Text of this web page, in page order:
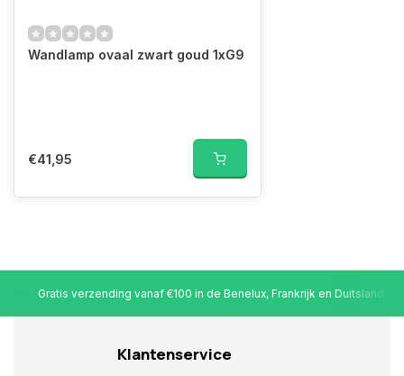
Wandlamp ovaal zwart goud 1xG9
€41,95
Gratis verzending vanaf €100 in de Benelux, Frankrijk en Duitsland
Klantenservice